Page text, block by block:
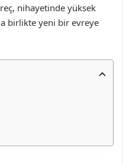
nihayetinde yüksek
birlikte yeni bir evreye